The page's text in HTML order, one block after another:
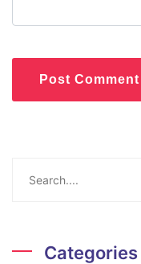
Post Comment
Categories